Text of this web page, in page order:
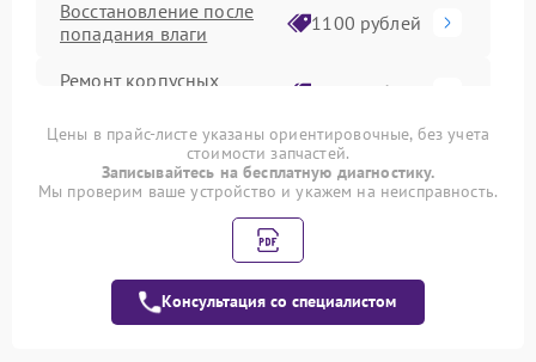
Восстановление после
попадания влаги
1100 рублей
Ремонт корпусных
1000 рублей
Замена фейдеров 1000 рублей
Ремонт потенциометров
постоянного тока
850 рублей
Цены в прайс-листе указаны ориентировочные, без учета
стоимости запчастей.
Записывайтесь на бесплатную диагностику.
Мы проверим ваше устройство и укажем на неисправность.
Консультация со специалистом